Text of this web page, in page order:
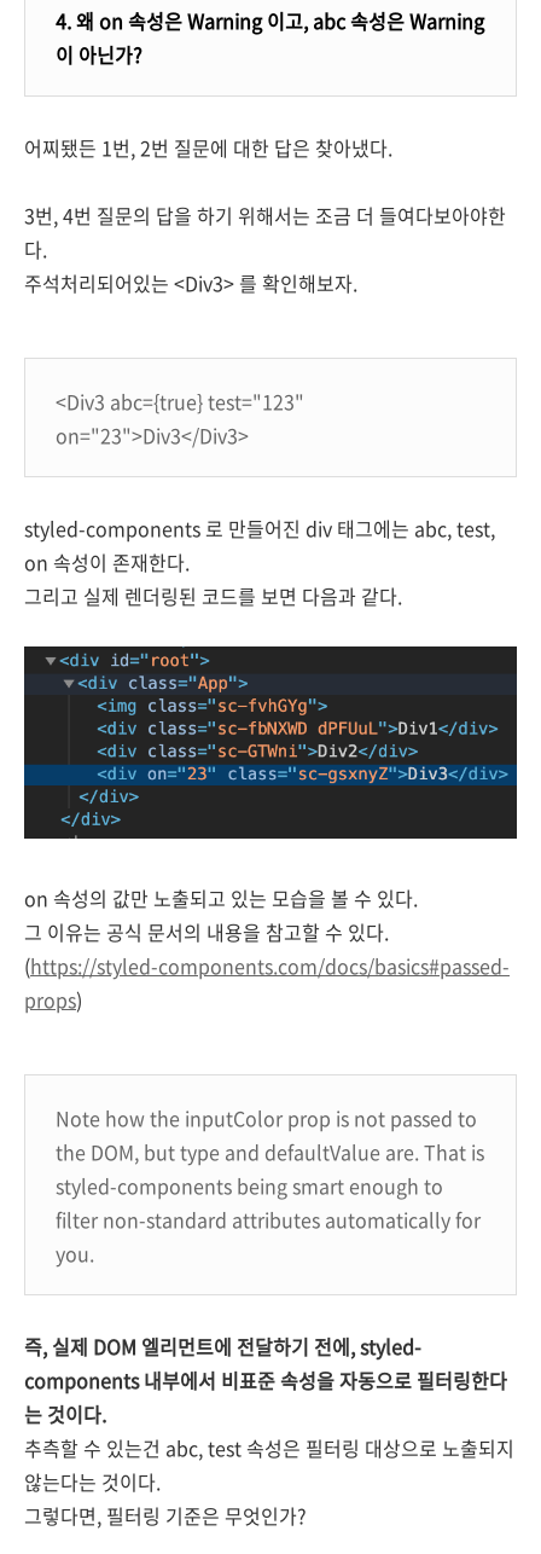
4. 왜 on 속성은 Warning 이고, abc 속성은 Warning
이 아닌가?
어찌됐든 1번, 2번 질문에 대한 답은 찾아냈다.
3번, 4번 질문의 답을 하기 위해서는 조금 더 들여다보아야한
다.
주석처리되어있는 <Div3> 를 확인해보자.
<Div3 abc={true}test="123"
on="23">Div3</Div3>
styled-components 로 만들어진 div 태그에는 abc, test,
on 속성이 존재한다.
그리고 실제 렌더링된 코드를 보면 다음과 같다.
on 속성의 값만 노출되고 있는 모습을 볼 수 있다.
그 이유는 공식 문서의 내용을 참고할 수 있다.
(https://styled-components.com/docs/basics#passed-
props)
Note how the inputColor prop is not passed to
the DOM, buttype and defaultValue are. That is
styled-components being smart enough to
filter non-standard attributes automatically for
you.
즉, 실제 DOM 엘리먼트에 전달하기 전에, styled-
components 내부에서 비표준 속성을 자동으로 필터링한다
는 것이다.
추측할 수 있는건 abc, test 속성은 필터링 대상으로 노출되지
않는다는 것이다.
그렇다면, 필터링 기준은 무엇인가?